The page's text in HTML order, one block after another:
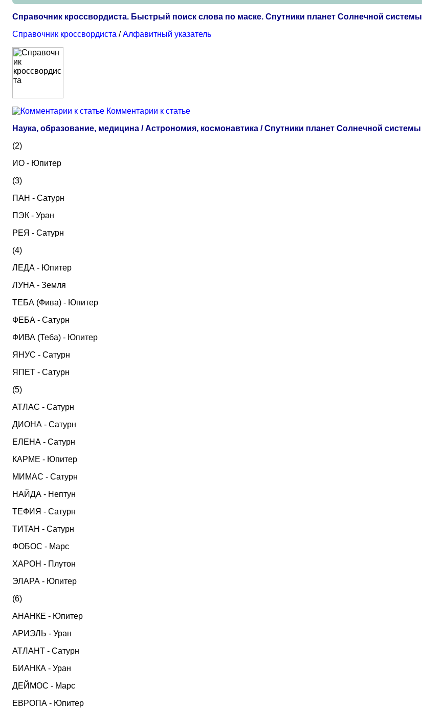
Справочник кроссвордиста. Быстрый поиск слова по маске. Спутники планет Солнечной системы
Справочник кроссвордиста /Алфавитный указатель
Комментарии к статье
Наука, образование, медицина / Астрономия, космонавтика / Спутники планет Солнечной системы
(2)
ИО - Юпитер
(3)
ПАН - Сатурн
ПЭК - Уран
РЕЯ - Сатурн
(4)
ЛЕДА - Юпитер
ЛУНА - Земля
ТЕБА (Фива) - Юпитер
ФЕБА - Сатурн
ФИВА (Теба) - Юпитер
ЯНУС - Сатурн
ЯПЕТ - Сатурн
(5)
АТЛАС - Сатурн
ДИОНА - Сатурн
ЕЛЕНА - Сатурн
КАРМЕ - Юпитер
МИМАС - Сатурн
НАЙДА - Нептун
ТЕФИЯ - Сатурн
ТИТАН - Сатурн
ФОБОС - Марс
ХАРОН - Плутон
ЭЛАРА - Юпитер
(6)
АНАНКЕ - Юпитер
АРИЭЛЬ - Уран
АТЛАНТ - Сатурн
БИАНКА - Уран
ДЕЙМОС - Марс
ЕВРОПА - Юпитер